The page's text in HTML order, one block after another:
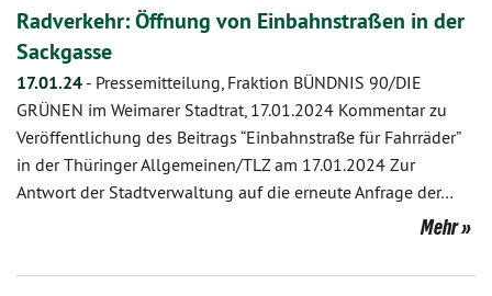
Radverkehr: Öffnung von Einbahnstraßen in der
Sackgasse
17.01.24 - Pressemitteilung, Fraktion BÜNDNIS 90/DIE
GRÜNEN im Weimarer Stadtrat, 17.01.2024 Kommentar zu
Veröffentlichung des Beitrags “Einbahnstraße für Fahrräder”
in der Thüringer Allgemeinen/TLZ am 17.01.2024 Zur
Antwort der Stadtverwaltung auf die erneute Anfrage der…
Mehr